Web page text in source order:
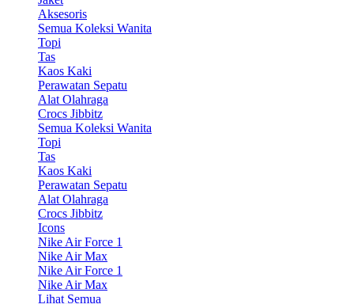
Aksesoris
Semua Koleksi Wanita
Topi
Tas
Kaos Kaki
Perawatan Sepatu
Alat Olahraga
Crocs Jibbitz
Semua Koleksi Wanita
Topi
Tas
Kaos Kaki
Perawatan Sepatu
Alat Olahraga
Crocs Jibbitz
Icons
Nike Air Force 1
Nike Air Max
Nike Air Force 1
Nike Air Max
Lihat Semua